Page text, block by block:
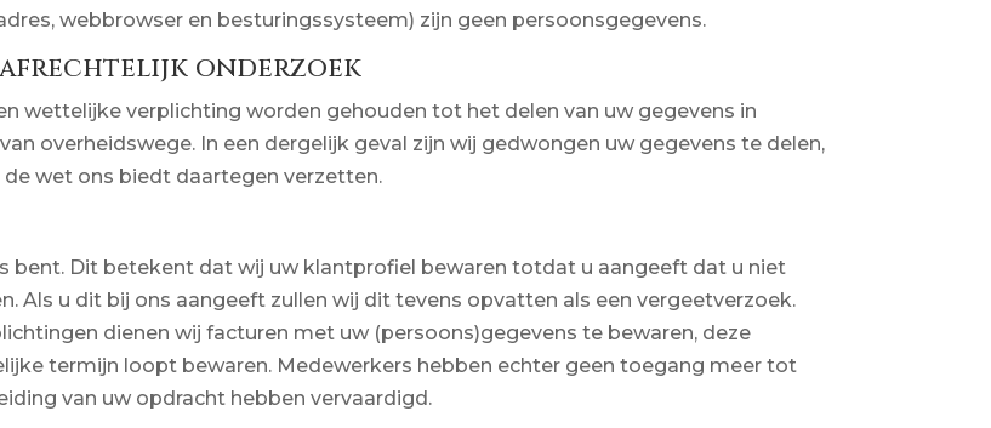
webbrowser en besturingssysteem) zijn geen persoonsgegevens.
onderzoek
wettelijke verplichting worden gehouden tot het delen van uw gegevens in
overheidswege. In een dergelijk geval zijn wij gedwongen uw gegevens te delen,
wet ons biedt daartegen verzetten.
bent. Dit betekent dat wij uw klantprofiel bewaren totdat u aangeeft dat u niet
Als u dit bij ons aangeeft zullen wij dit tevens opvatten als een vergeetverzoek.
dienen wij facturen met uw (persoons)gegevens te bewaren, deze
termijn loopt bewaren. Medewerkers hebben echter geen toegang meer tot
van uw opdracht hebben vervaardigd.